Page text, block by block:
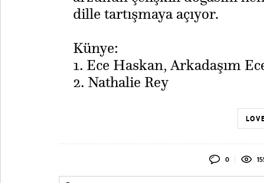
dille tartışmaya açıyor.
Künye:
1. Ece Haskan, Arkadaşım
2. Nathalie Rey
0